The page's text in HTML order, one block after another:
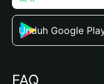
Unduh Google
FAQ